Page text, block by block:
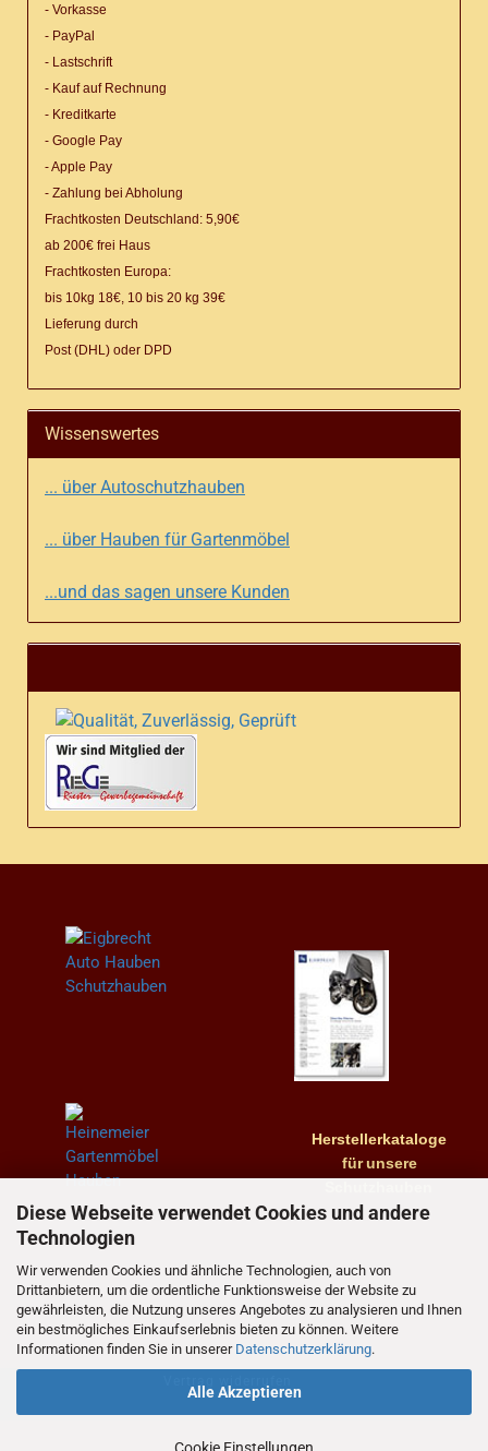
Diese Webseite verwendet Cookies und andere
Technologien
Wir verwenden Cookies und ähnliche Technologien, auch von
Drittanbietern, um die ordentliche Funktionsweise der Website zu
gewährleisten, die Nutzung unseres Angebotes zu analysieren und Ihnen
ein bestmögliches Einkaufserlebnis bieten zu können. Weitere
Informationen finden Sie in unserer Datenschutzerklärung.
Alle Akzeptieren
- Vorkasse
- PayPal
- Lastschrift
- Kauf auf Rechnung
- Kreditkarte
- Google Pay
- Apple Pay
- Zahlung bei Abholung
Frachtkosten Deutschland: 5,90€
ab 200€ frei Haus
Frachtkosten Europa:
bis 10kg 18€, 10 bis 20 kg 39€
Lieferung durch
Post (DHL) oder DPD
Wissenswertes
... über Autoschutzhauben
... über Hauben für Gartenmöbel
...und das sagen unsere Kunden
Herstellerkataloge
fürunsere